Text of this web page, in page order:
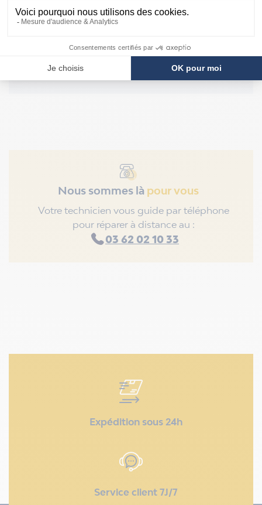
Câble Rouge : Lg 4500 mm
Câble Jaune : Lg 8250 mm
Nous sommes là pour vous
Votre technicien vous guide par téléphone
pour réparer à distance au :
03 62 02 10 33
Expédition sous 24h
Service client 7J/7